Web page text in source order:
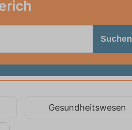
Suchen
Gesundheitswesen